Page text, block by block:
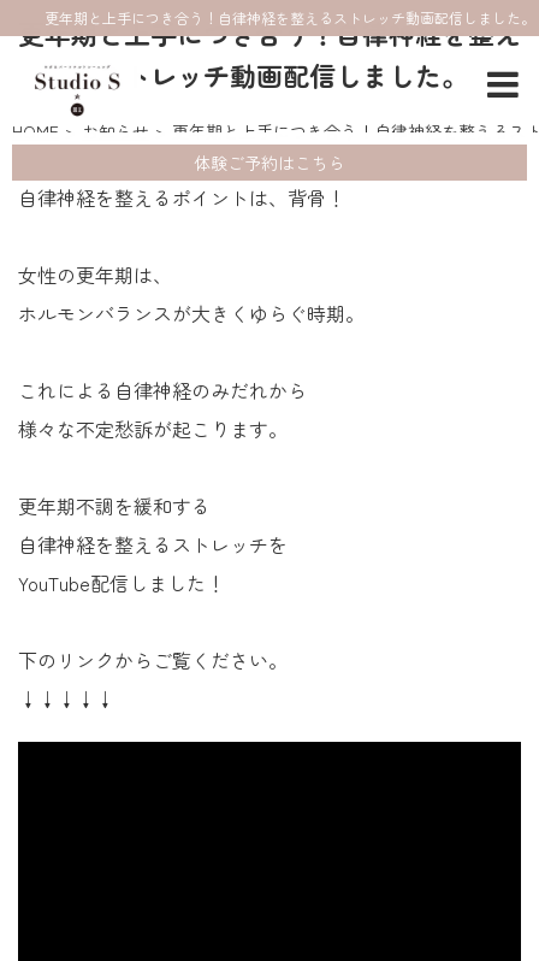
更年期と上手につき合う！自律神経を整えるストレッチ動画配信しました。
体験ご予約はこちら
更年期と上手につき合う！自律神経を整え
るストレッチ動画配信しました。
HOME お知らせ 更年期と上手につき合う！自律神経を整えるス
自律神経を整えるポイントは、背骨！
女性の更年期は、
ホルモンバランスが大きくゆらぐ時期。
これによる自律神経のみだれから
様々な不定愁訴が起こります。
更年期不調を緩和する
自律神経を整えるストレッチを
YouTube配信しました！
下のリンクからご覧ください。
↓↓↓↓↓